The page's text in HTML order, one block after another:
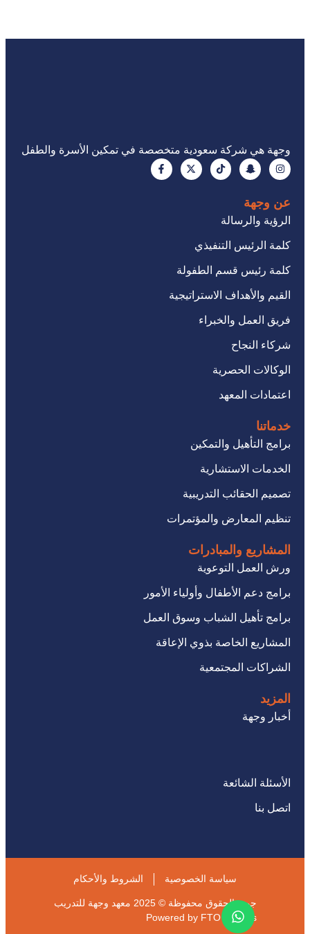
وجهة هي شركة سعودية متخصصة في تمكين الأسرة والطفل
عن وجهة
الرؤية والرسالة
كلمة الرئيس التنفيذي
كلمة رئيس قسم الطفولة
القيم والأهداف الاستراتيجية
فريق العمل والخبراء
شركاء النجاح
الوكالات الحصرية
اعتمادات المعهد
خدماتنا
برامج التأهيل والتمكين
الخدمات الاستشارية
تصميم الحقائب التدريبية
تنظيم المعارض والمؤتمرات
المشاريع والمبادرات
ورش العمل التوعوية
برامج دعم الأطفال وأولياء الأمور
برامج تأهيل الشباب وسوق العمل
المشاريع الخاصة بذوي الإعاقة
الشراكات المجتمعية
المزيد
أخبار وجهة
الأسئلة الشائعة
اتصل بنا
جميع الحقوق محفوظة © 2025 معهد وجهة للتدريب
Powered by FTO Experts
سياسة الخصوصية الشروط والأحكام